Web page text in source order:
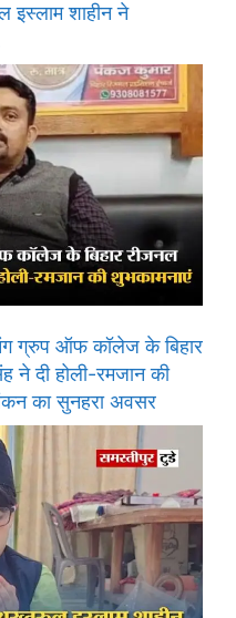
इस्लाम शाहीन ने
ग्रुप ऑफ कॉलेज के बिहार
ने दी होली-रमजान की
का सुनहरा अवसर